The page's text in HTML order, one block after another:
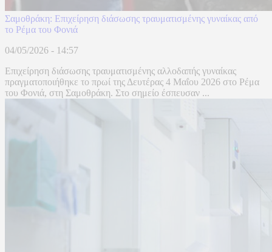
Σαμοθράκη: Επιχείρηση διάσωσης τραυματισμένης γυναίκας από
το Ρέμα του Φονιά
04/05/2026 - 14:57
Επιχείρηση διάσωσης τραυματισμένης αλλοδαπής γυναίκας
πραγματοποιήθηκε το πρωί της Δευτέρας 4 Μαΐου 2026 στο Ρέμα
του Φονιά, στη Σαμοθράκη. Στο σημείο έσπευσαν ...